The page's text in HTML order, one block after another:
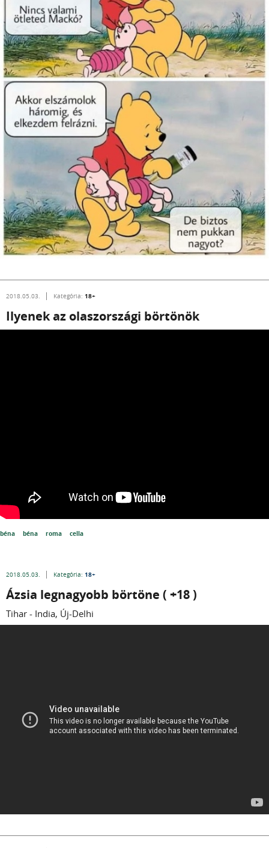
2018.05.03. Kategória: 18+
Ilyenek az olaszországi börtönök
béna béna roma cella
2018.05.03. Kategória: 18+
Ázsia legnagyobb börtöne ( +18 )
Tihar - India, Új-Delhi